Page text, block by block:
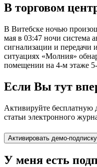
В торговом
В Витебске ночью
мая в 03:47 ночи система
сигнализации и
ситуациях «Молния»
помещении на 4-м этаже
Если Вы тут
Активируйте бесплатную
статьи электронного
У меня есть